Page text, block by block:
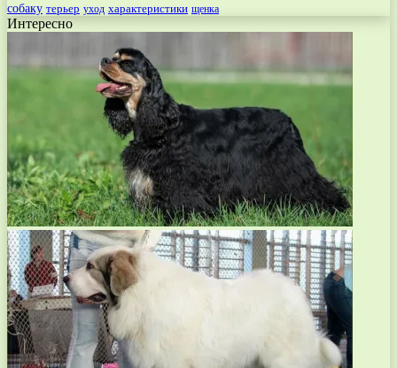
собаку терьер уход характеристики щенка
Интересно